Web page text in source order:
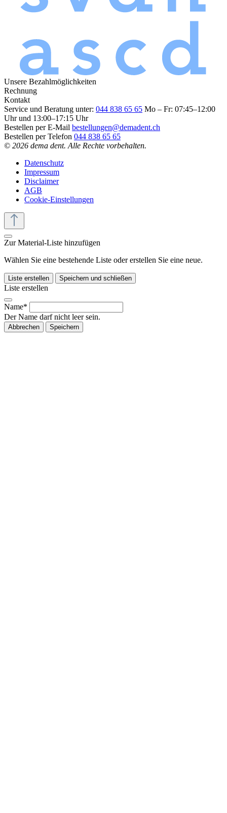
Unsere Bezahlmöglichkeiten
Rechnung
Kontakt
Service und Beratung unter: 044 838 65 65 Mo – Fr: 07:45–12:00
Uhr und 13:00–17:15 Uhr
Bestellen per E-Mail bestellungen@demadent.ch
Bestellen per Telefon 044 838 65 65
© 2026 dema dent. Alle Rechte vorbehalten.
Datenschutz
Impressum
Disclaimer
AGB
Cookie-Einstellungen
Zur Material-Liste hinzufügen
Wählen Sie eine bestehende Liste oder erstellen Sie eine neue.
Liste erstellen Speichern und schließen
Liste erstellen
Name*
Der Name darf nicht leer sein.
Abbrechen Speichern